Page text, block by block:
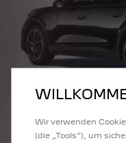
Wir verwenden
(die „Tools“), um